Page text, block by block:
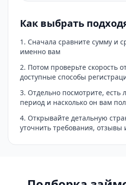
Как выбрать
Сначала сравните сумму и
именно вам
Потом проверьте скорость
доступные способы
Отдельно посмотрите, есть
период и насколько он вам
Открывайте детальную
уточнить требования,